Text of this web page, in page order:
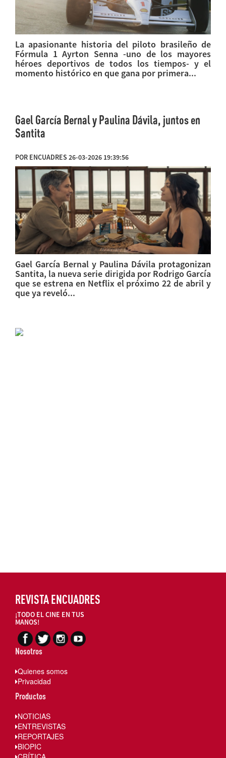
La apasionante historia del piloto brasileño de
Fórmula 1 Ayrton Senna -uno de los mayores
héroes deportivos de todos los tiempos- y el
momento histórico en que gana por primera...
Gael García Bernal y Paulina Dávila, juntos en
Santita
POR ENCUADRES 26-03-2026 19:39:56
Gael García Bernal y Paulina Dávila protagonizan
Santita, la nueva serie dirigida por Rodrigo García
que se estrena en Netflix el próximo 22 de abril y
que ya reveló...
REVISTA ENCUADRES
¡TODO EL CINE EN TUS
MANOS!
Nosotros
Quienes somos
Privacidad
Productos
NOTICIAS
ENTREVISTAS
REPORTAJES
BIOPIC